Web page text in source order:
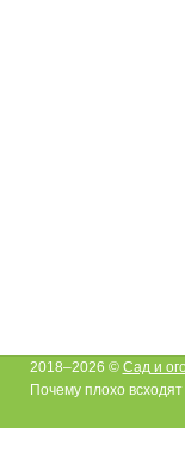
2018–2026 © Сад и
Почему плохо